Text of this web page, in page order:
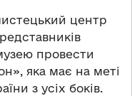
центр
провести
яка має на меті
з усіх боків.